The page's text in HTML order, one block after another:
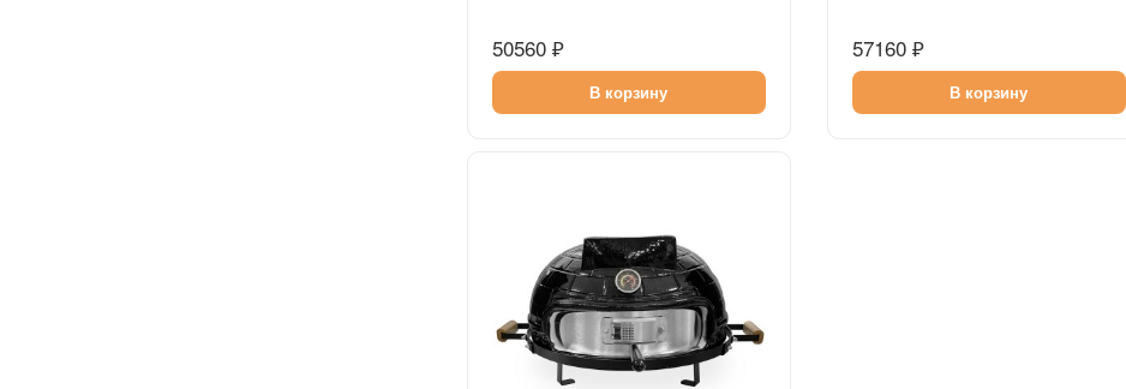
50560 ₽
В корзину
57160 ₽
В корзину